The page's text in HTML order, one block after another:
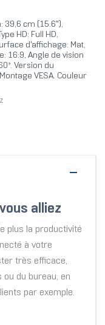
39,6 cm (15.6"),
HD: Full HD,
d'affichage: Mat,
16:9, Angle de vision
Version du
VESA. Couleur
alliez
plus la productivité
à votre
très efficace,
du bureau, en
par exemple.